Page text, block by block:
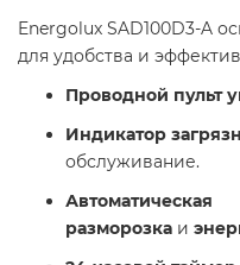
Energolux SAD100D3-A
для удобства и
Проводной пульт
Индикатор
обслуживание.
Автоматическая
разморозка и